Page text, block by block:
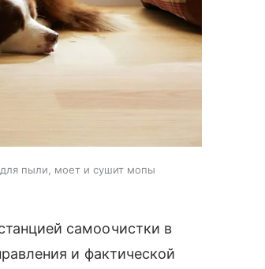
для пыли, моет и сушит мопы
самоочистки в
и фактической